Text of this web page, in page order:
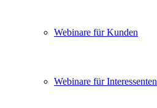
Webinare für Kunden
Webinare für Interessenten